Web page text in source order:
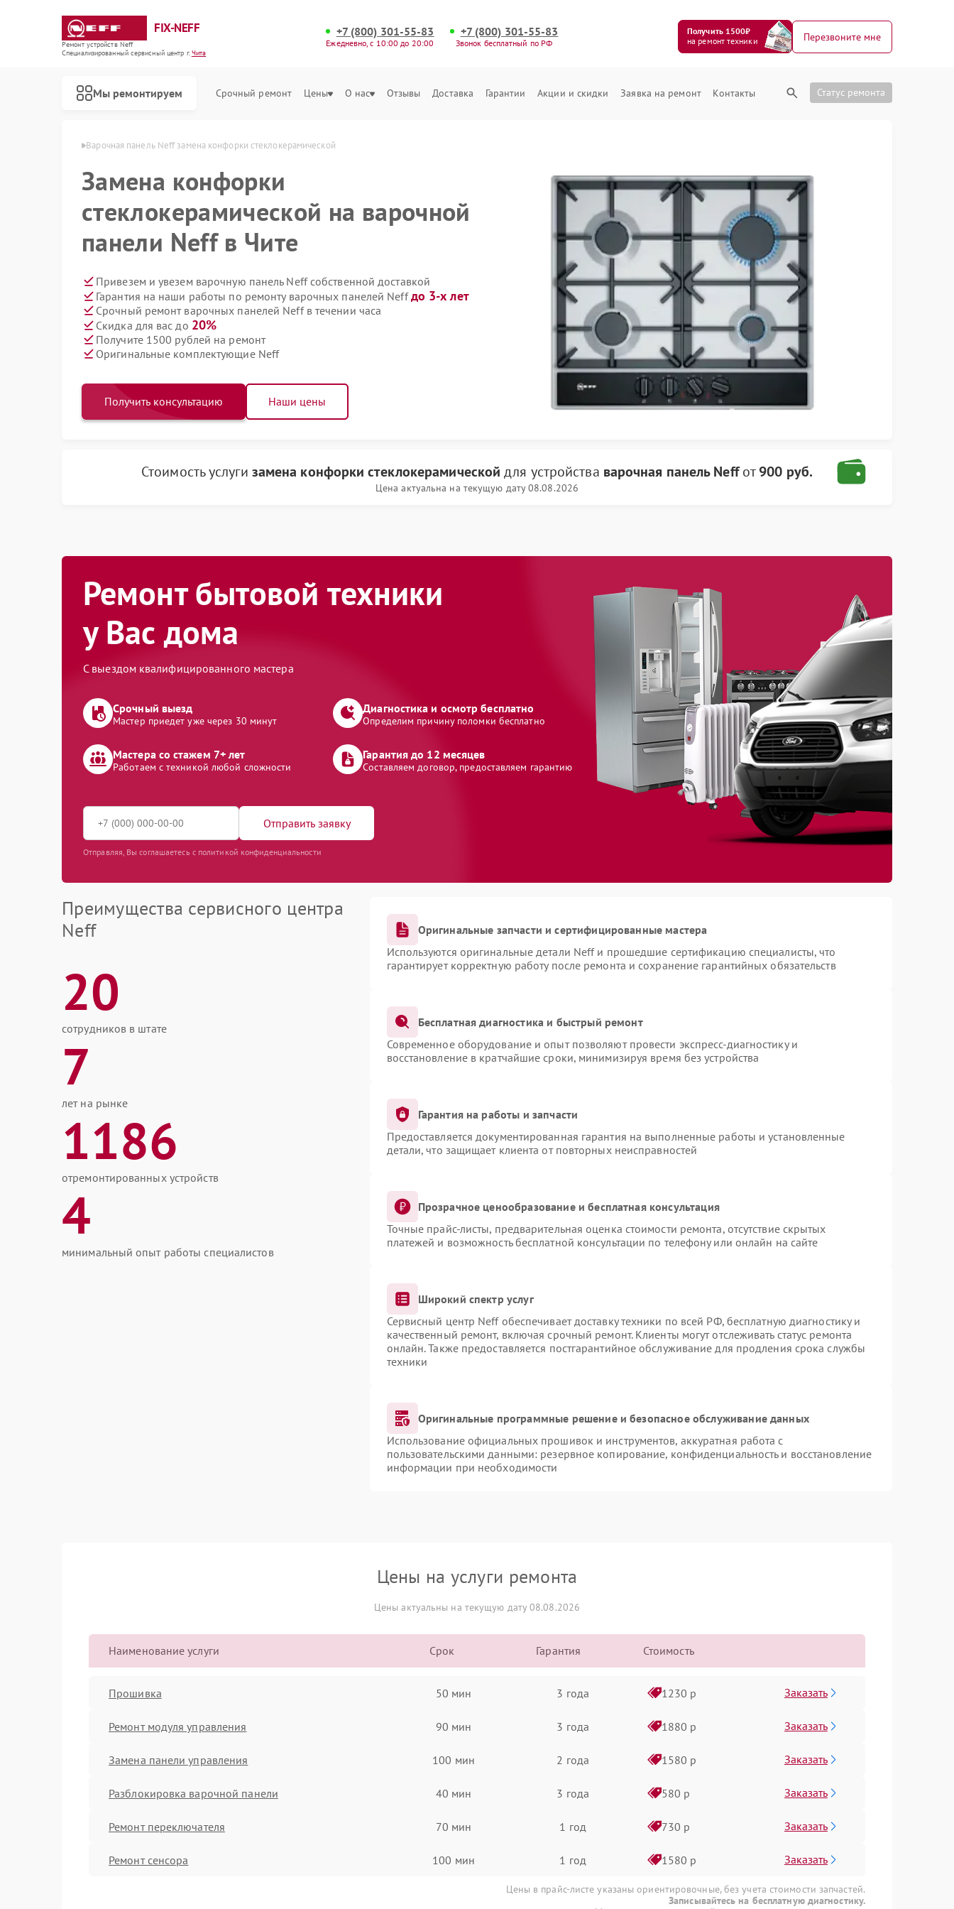
FIX-NEFF
Ремонт устройств Neff
Специализированный cервисный центр г.Чита
+7 (800) 301-55-83
Ежедневно, с 10:00 до 20:00
+7 (800) 301-55-83
Звонок бесплатный по РФ
Получить 1500₽
на ремонт техники
Перезвоните мне
Мы ремонтируем Срочный ремонт Цены О нас Отзывы Доставка Гарантии Акции и скидки Заявка на ремонт Контакты Статус ремонта
Neff в Чите Варочная панель Neff замена конфорки стеклокерамической
Замена конфорки
стеклокерамической на варочной
панели Neff в Чите
Привезем и увезем варочную панель Neff собственной доставкой
Гарантия на наши работы по ремонту варочных панелей Neffдо 3-х лет
Срочный ремонт варочных панелей Neff в течении часа
Скидка для вас до 20%
Получите 1500 рублей на ремонт
Оригинальные комплектующие Neff
Получить консультацию Наши цены
Стоимость услуги замена конфорки стеклокерамической для устройства варочная панель Neffот900 руб.
Цена актуальна на текущую дату 08.08.2026
Ремонт бытовой техники
у Вас дома
С выездом квалифицированного мастера
Срочный выезд
Мастер приедет уже через 30 минут
Диагностика и осмотр бесплатно
Определим причину поломки бесплатно
Мастера со стажем 7+ лет
Работаем с техникой любой сложности
Гарантия до 12 месяцев
Составляем договор, предоставляем гарантию
Отправить заявку
Отправляя, Вы соглашаетесь с политикой конфиденциальности
Преимущества сервисного центра
Neff
20
сотрудников в штате
7
лет на рынке
1186
отремонтированных устройств
4
минимальный опыт работы специалистов
Оригинальные запчасти и сертифицированные мастера
Используются оригинальные детали Neff и прошедшие сертификацию специалисты, что
гарантирует корректную работу после ремонта и сохранение гарантийных обязательств
Бесплатная диагностика и быстрый ремонт
Современное оборудование и опыт позволяют провести экспресс-диагностику и
восстановление в кратчайшие сроки, минимизируя время без устройства
Гарантия на работы и запчасти
Предоставляется документированная гарантия на выполненные работы и установленные
детали, что защищает клиента от повторных неисправностей
Прозрачное ценообразование и бесплатная консультация
Точные прайс-листы, предварительная оценка стоимости ремонта, отсутствие скрытых
платежей и возможность бесплатной консультации по телефону или онлайн на сайте
Широкий спектр услуг
Сервисный центр Neff обеспечивает доставку техники по всей РФ, бесплатную диагностику и
качественный ремонт, включая срочный ремонт. Клиенты могут отслеживать статус ремонта
онлайн. Также предоставляется постгарантийное обслуживание для продления срока службы
техники
Оригинальные программные решение и безопасное обслуживание данных
Использование официальных прошивок и инструментов, аккуратная работа с
пользовательскими данными: резервное копирование, конфиденциальность и восстановление
информации при необходимости
Цены на услуги ремонта
Цены актуальны на текущую дату 08.08.2026
Наименование услуги Срок Гарантия Стоимость
Прошивка 50 мин 3 года 1230 р Заказать
Ремонт модуля управления 90 мин 3 года 1880 р Заказать
Замена панели управления 100 мин 2 года 1580 р Заказать
Разблокировка варочной панели 40 мин 3 года 580 р Заказать
Ремонт переключателя 70 мин 1 год 730 р Заказать
Ремонт сенсора 100 мин 1 год 1580 р Заказать
Цены в прайс-листе указаны ориентировочные, без учета стоимости запчастей.
Записывайтесь на бесплатную диагностику.